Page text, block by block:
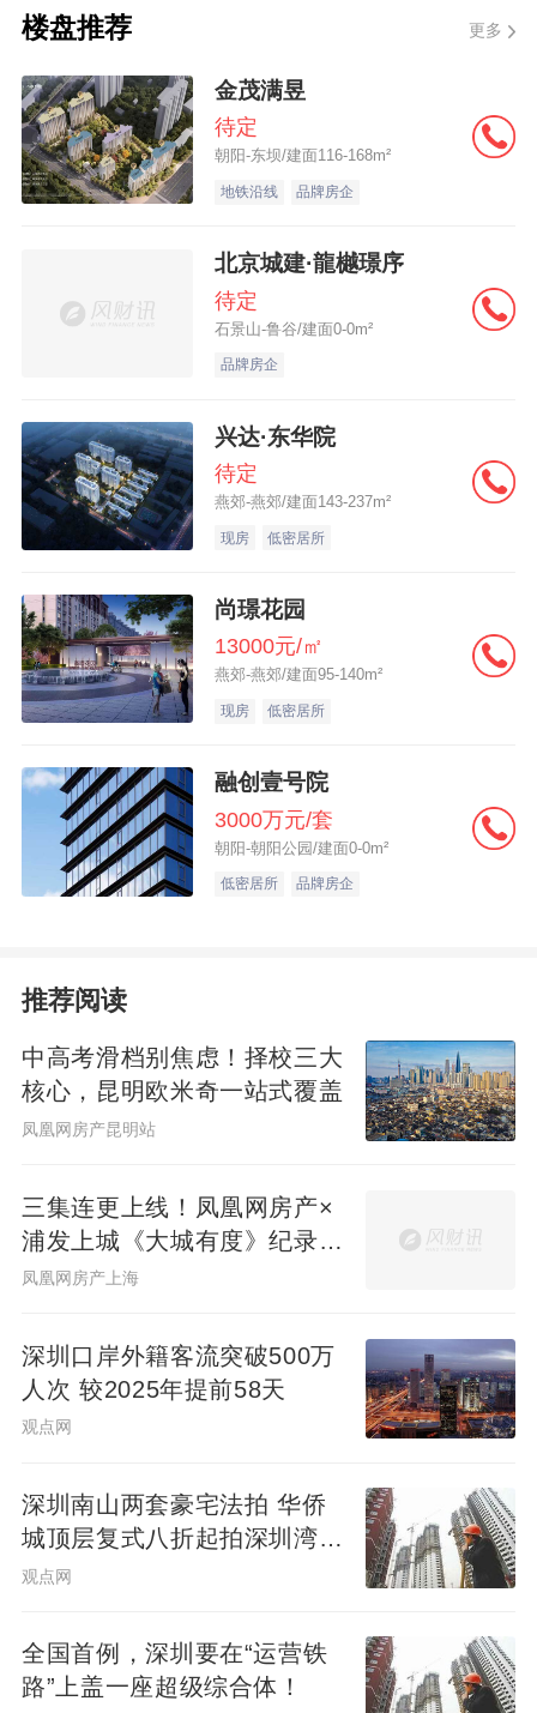
有住房造成生活困难的，可申请提取本人账
户内住房公积金余额，修缮资金额由所在乡
镇政府、街道办事处等相关部门核定。
二、受汛情影响的缴存职工，汛情发生后自
有住房暂不具备居住条件，需要租赁住房并
完成租房备案的，可申请提取住房公积金支
付房屋租金，不受连续足额缴存住房公积金3
京无自有住房限制，不受月缴存额限制，每
月提取限额为实际月租金。
三、申请人可到住房所在地公积金中心管理
部提出申请，由管理部与区乡镇政府、街道
办事处、应急部门等相关单位对接核实后，
提供上述阶段性支持措施，确保支持政策精
准实施。
四、阶段性支持措施执行至2025年11月30
日。
2025年8月18日
楼盘推荐 更多
金茂满昱
待定
朝阳-东坝/建面116-168m²
地铁沿线 品牌房企
北京城建·龍樾璟序
待定
石景山-鲁谷/建面0-0m²
品牌房企
兴达·东华院
待定
燕郊-燕郊/建面143-237m²
现房 低密居所
尚璟花园
13000元/㎡
燕郊-燕郊/建面95-140m²
现房 低密居所
融创壹号院
3000万元/套
朝阳-朝阳公园/建面0-0m²
低密居所 品牌房企
推荐阅读
中高考滑档别焦虑！择校三大
核心，昆明欧米奇一站式覆盖
凤凰网房产昆明站
三集连更上线！凤凰网房产×
浦发上城《大城有度》纪录片
见证一座百万方大城生长
凤凰网房产上海
深圳口岸外籍客流突破500万
人次 较2025年提前58天
观点网
深圳南山两套豪宅法拍 华侨
城顶层复式八折起拍深圳湾住
宅1334.98万起
观点网
全国首例，深圳要在“运营铁
路”上盖一座超级综合体！